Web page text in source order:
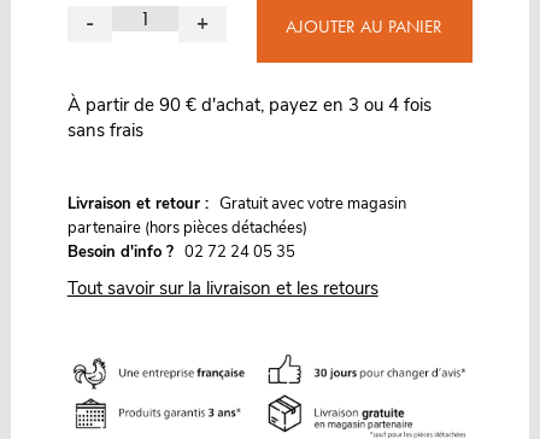
- + AJOUTER AU PANIER
À partir de 90 € d'achat, payez en 3 ou 4 fois
sans frais
Livraison et retour : Gratuit avec votre magasin
partenaire (hors pièces détachées)
Besoin d'info ? 02 72 24 05 35
Tout savoir sur la livraison et les retours